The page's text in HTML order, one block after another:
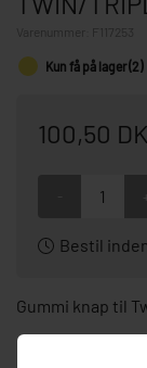
F117253
Kun få på lager (2)
100,50
Bestil
Gummi knap til
Hos